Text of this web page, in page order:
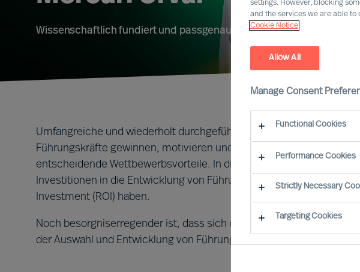
Wissenschaftlich fundiert und passgenaue Umsetzung
Umfangreiche und wiederholt durchgeführte Studien belegen:
Führungskräfte gewinnen, motivieren und entwickeln, erzielen
entscheidende Wettbewerbsvorteile. In diesem Zusammenhang
Investitionen in die Entwicklung von Führungskräften einen sehr
Investment (ROI) haben.
Noch besorgniserregender ist, dass sich die Erfolgsquoten
der Auswahl und Entwicklung von Führungskräften zunehmen. Lesen
settings. However, blocking
and the services we are able to
Cookie Notice
Allow All
Manage Consent
Functional Cookies
Performance Cookies
Strictly Necessary
Targeting Cookies